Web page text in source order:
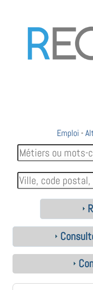
Emploi -